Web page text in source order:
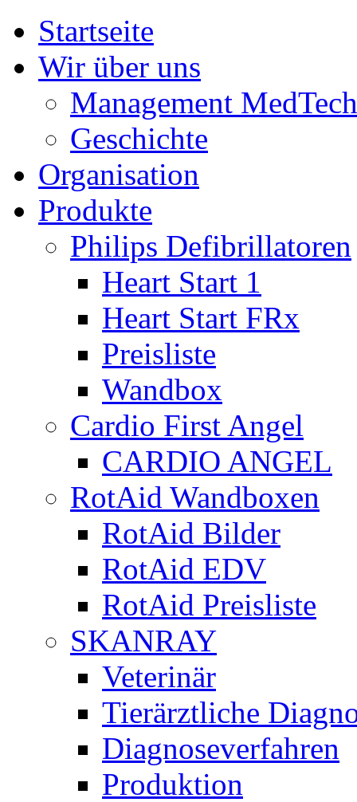
Startseite
Wir über uns
Management MedTech
Geschichte
Organisation
Produkte
Philips Defibrillatoren
Heart Start 1
Heart Start FRx
Preisliste
Wandbox
Cardio First Angel
CARDIO ANGEL
RotAid Wandboxen
RotAid Bilder
RotAid EDV
RotAid Preisliste
SKANRAY
Veterinär
Tierärztliche
Diagnoseverfahren
Produktion